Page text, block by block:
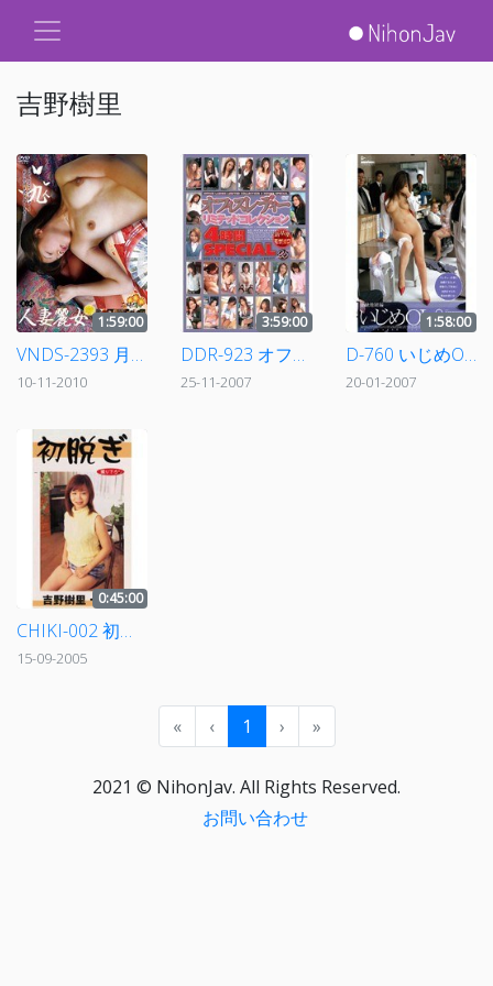
吉野樹里
1:59:00
VNDS-2393 月刊人妻麗女 九人二時間
10-11-2010
3:59:00
DDR-923 オフィスレディー リミテッドコレクション 4時間SPECIAL
25-11-2007
1:58:00
D-760 いじめOL-3 金融地獄編
20-01-2007
0:45:00
CHIKI-002 初脱ぎ 吉野樹里 19歳
15-09-2005
« ‹ 1 › »
2021 © NihonJav. All Rights Reserved.
お問い合わせ